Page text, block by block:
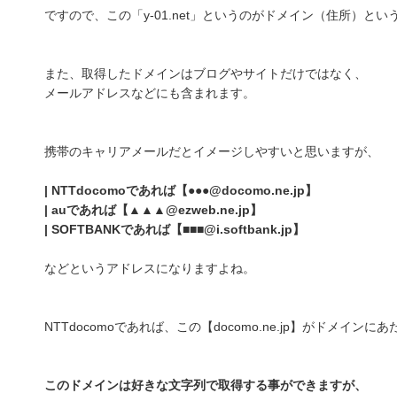
ですので、この「y-01.net」というのがドメイン（住所）とい
また、取得したドメインはブログやサイトだけではなく、
メールアドレスなどにも含まれます。
携帯のキャリアメールだとイメージしやすいと思いますが、
| NTTdocomoであれば【●●●@docomo.ne.jp】
| auであれば【▲▲▲@ezweb.ne.jp】
| SOFTBANKであれば【■■■@i.softbank.jp】
などというアドレスになりますよね。
NTTdocomoであれば、この【docomo.ne.jp】がドメインにあ
このドメインは好きな文字列で取得する事ができますが、